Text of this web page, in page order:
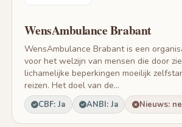
WensAmbulance Brabant
WensAmbulance Brabant is een
voor het welzijn van mensen die door
lichamelijke beperkingen moeilijk
reizen. Het doel van de...
CBF: Ja ANBI: Ja Nieuws: